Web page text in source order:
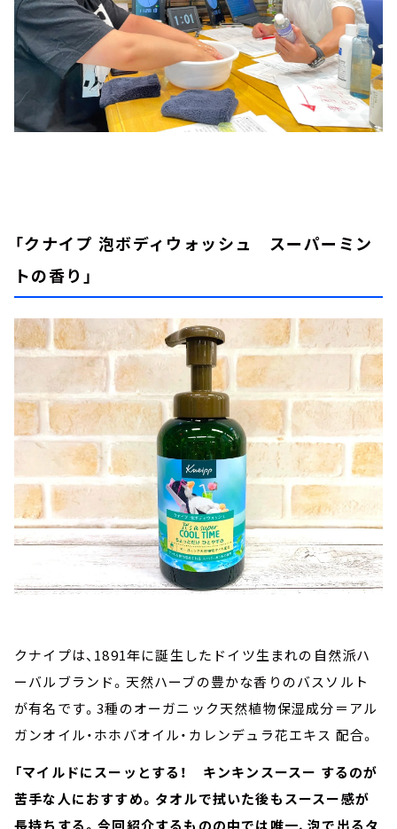
「クナイプ 泡ボディウォッシュ スーパーミン
トの香り」
クナイプは、1891年に誕生したドイツ生まれの自然派ハ
ーバルブランド。天然ハーブの豊かな香りのバスソルト
が有名です。3種のオーガニック天然植物保湿成分＝アル
ガンオイル・ホホバオイル・カレンデュラ花エキス 配合。
「マイルドにスーッとする！ キンキンスースー するのが
苦手な人におすすめ。タオルで拭いた後もスースー感が